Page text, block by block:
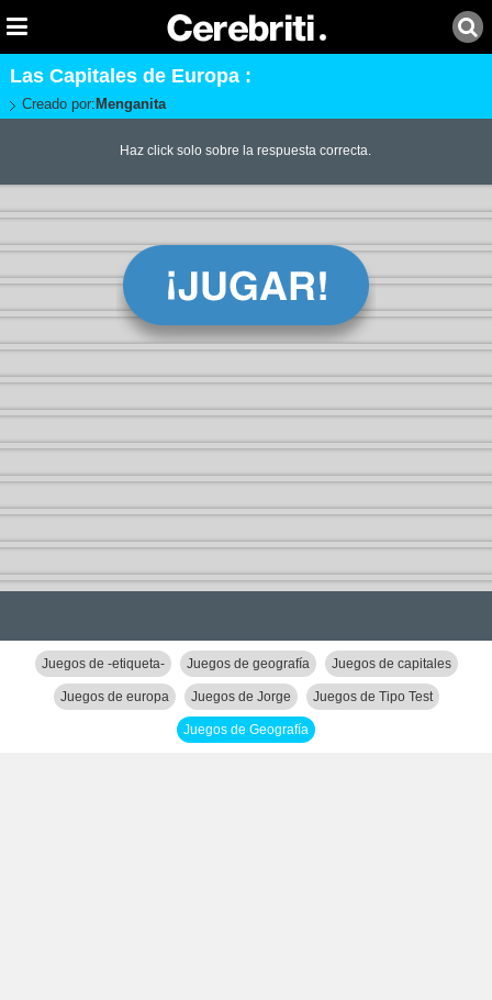
Las Capitales de Europa :
Creado por: Menganita
Haz click solo sobre la respuesta correcta.
Juegos de -etiqueta- Juegos de geografía Juegos de capitales
Juegos de europa Juegos de Jorge Juegos de Tipo Test
Juegos de Geografía